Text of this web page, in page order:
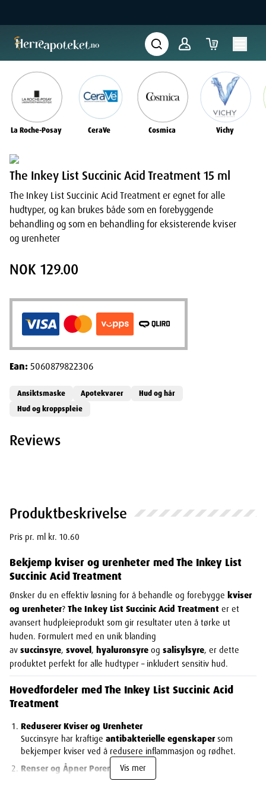
La Roche-Posay CeraVe Cosmica Vichy
Produktbeskrivelse
Pris pr. ml kr. 10.60
Bekjemp kviser og urenheter med The Inkey List
Succinic Acid Treatment
Ønsker du en effektiv løsning for å behandle og forebygge kviser
og urenheter? The Inkey List Succinic Acid Treatment er et
avansert hudpleieprodukt som gir resultater uten å tørke ut
huden. Formulert med en unik blanding
av succinsyre, svovel , hyaluronsyre og salisylsyre, er dette
produktet perfekt for alle hudtyper – inkludert sensitiv hud.
Hovedfordeler med The Inkey List Succinic Acid
Treatment
Reduserer Kviser og Urenheter
Succinsyre har kraftigeantibakterielle egenskapersom
bekjemper kviser ved å redusere inflammasjon og rødhet.
Renser og Åpner Porene
1 % salisylsyrefjernes overflødig talg og
Vis mer
The Inkey List Succinic Acid Treatment 15 ml
The Inkey List Succinic Acid Treatment er egnet for alle
hudtyper, og kan brukes både som en forebyggende
behandling og som en behandling for eksisterende kviser
og urenheter
NOK 129.00
Ean:5060879822306
Ansiktsmaske Apotekvarer
Hud og hår
Hud og kroppspleie
Reviews